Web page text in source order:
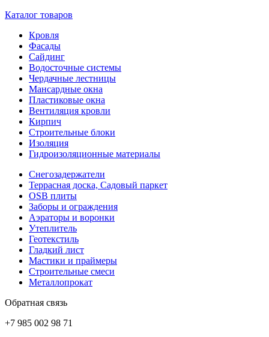
Каталог товаров
Кровля
Фасады
Сайдинг
Водосточные системы
Чердачные лестницы
Мансардные окна
Пластиковые окна
Вентиляция кровли
Кирпич
Строительные блоки
Изоляция
Гидроизоляционные материалы
Снегозадержатели
Террасная доска, Садовый паркет
OSB плиты
Заборы и ограждения
Аэраторы и воронки
Утеплитель
Геотекстиль
Гладкий лист
Мастики и праймеры
Строительные смеси
Металлопрокат
Обратная связь
+7 985 002 98 71